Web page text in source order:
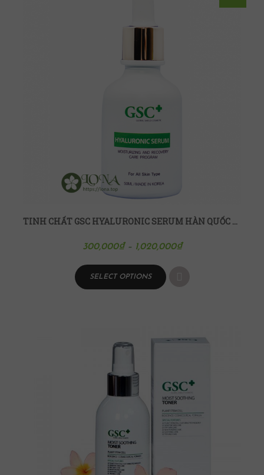
TINH CHẤT GSC HYALURONIC SERUM HÀN QUỐC 50ML
300,000₫– 1,020,000₫
SELECT OPTIONS